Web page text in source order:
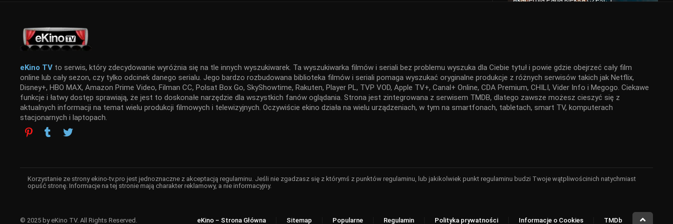
Tylko nie ty
2023
2026
eKino TV to serwis, który zdecydowanie wyróżnia się na tle innych wyszukiwarek. Ta wyszukiwarka filmów i seriali bez problemu wyszuka dla Ciebie tytuł i powie gdzie obejrzeć cały film
online lub cały sezon, czy tylko odcinek danego serialu. Jego bardzo rozbudowana biblioteka filmów i seriali pomaga wyszukać oryginalne produkcje z różnych serwisów takich jak Netflix,
Disney+, HBO MAX, Amazon Prime Video, Filman CC, Polsat Box Go, SkyShowtime, Rakuten, Player PL, TVP VOD, Apple TV+, Canal+ Online, CDA Premium, CHILI, Vider Info i Megogo. Ciekawe
funkcje i łatwy dostęp sprawiają, że jest to doskonałe narzędzie dla wszystkich fanów oglądania. Strona jest zintegrowana z serwisem TMDB, dlatego zawsze możesz cieszyć się z
aktualnych informacji na temat wielu produkcji filmowych i telewizyjnych. Oczywiście ekino działa na wielu urządzeniach, w tym na smartfonach, tabletach, smart TV, komputerach
stacjonarnych i laptopach.
Korzystanie ze strony ekino-tv.pro jest jednoznaczne z akceptacją regulaminu. Jeśli nie zgadzasz się z którymś z punktów regulaminu, lub jakikolwiek punkt regulaminu budzi Twoje wątpliwościnich natychmiast
opuść stronę. Informacje na tej stronie mają charakter reklamowy, a nie informacyjny.
© 2025 by eKino TV. All Rights Reserved. eKino – Strona Główna Sitemap Popularne Regulamin Polityka prywatności Informacje o Cookies TMDb